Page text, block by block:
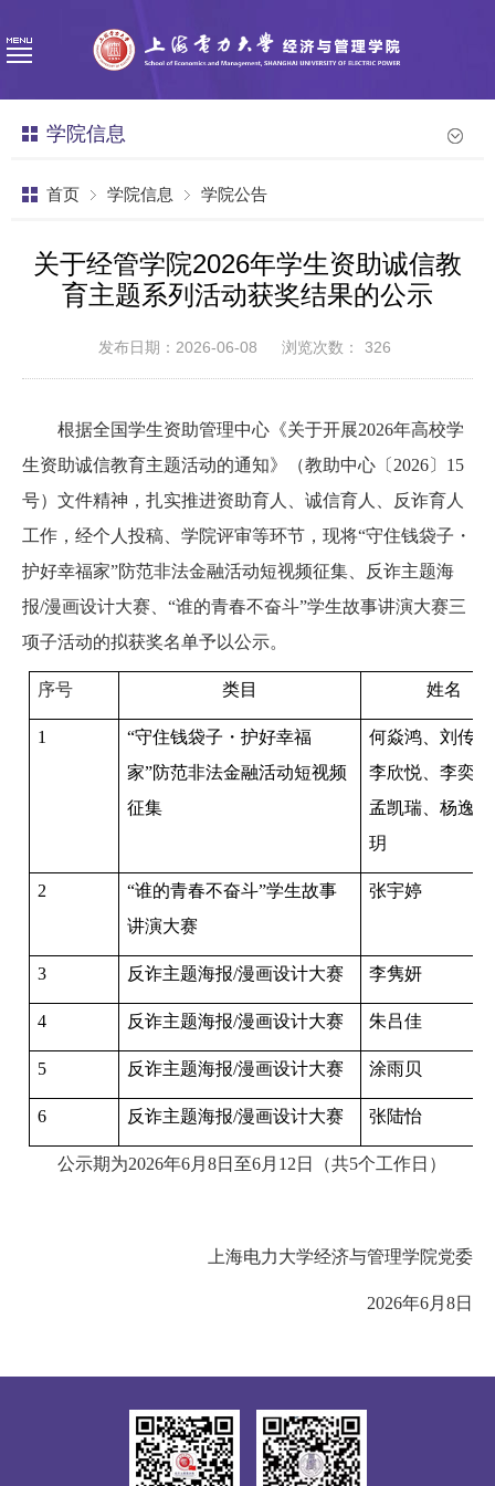
学院信息
首页 学院信息 学院公告
关于经管学院2026年学生资助诚信教
育主题系列活动获奖结果的公示
发布日期：2026-06-08 浏览次数： 326
根据全国学生资助管理中心《关于开展2026年高校学
生资助诚信教育主题活动的通知》（教助中心〔 2026〕 15
号）文件精神，扎实推进资助育人、诚信育人、反诈育人
工作，经个人投稿、学院评审等环节，现将“守住钱袋子・
护好幸福家”防范非法金融活动短视频征集、反诈主题海
报/漫画设计大赛 “谁的青春不奋斗”学生故事讲演大赛三
项子活动的拟获奖名单予以公示。
序号 类目 姓名
1 “守住钱袋子 ・ 护好幸福
家”防范非法金融活动短视频
征集
何焱鸿、刘传
李欣悦、李奕
孟凯瑞、杨逸
玥
2 “谁的青春不奋斗”学生故事
讲演大赛
张宇婷
3 反诈主题海报/漫画设计大赛 李隽妍
4 反诈主题海报/漫画设计大赛 朱吕佳
5 反诈主题海报/漫画设计大赛 涂雨贝
6 反诈主题海报/漫画设计大赛 张陆怡
公示期为2026年6月 8日至6月 12 日（共5个工作日）
上海电力大学经济与管理学院党委
2026年6月 8日